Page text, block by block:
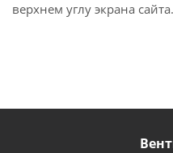
верхнем углу экрана сайта.